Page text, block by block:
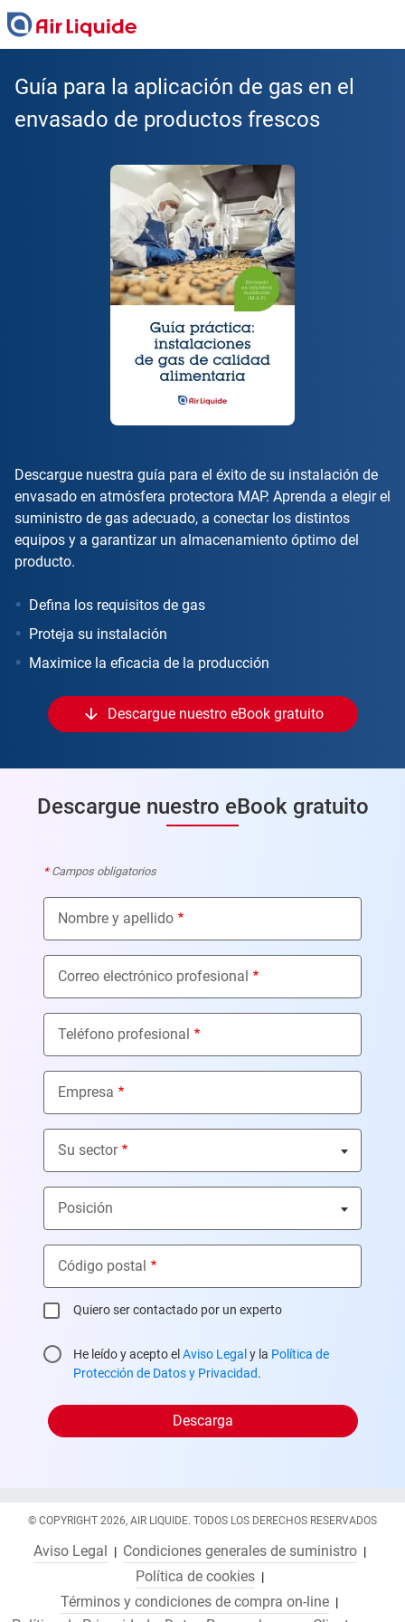
Skip
to
main
content
Guía para la aplicación de gas en el
envasado de productos frescos
Descargue nuestra guía para el éxito de su instalación de
envasado en atmósfera protectora MAP. Aprenda a elegir el
suministro de gas adecuado, a conectar los distintos
equipos y a garantizar un almacenamiento óptimo del
producto.
Defina los requisitos de gas
Proteja su instalación
Maximice la eficacia de la producción
Descargue nuestro eBook gratuito
Descargue nuestro eBook gratuito
*Campos obligatorios
Nombre y apellido
Correo electrónico profesional
Teléfono profesional
Empresa
Su sector
Nothing selected
Posición
Nothing selected
Código postal
Quiero ser contactado por un experto
privacyHe leído y acepto el Aviso Legal y la Política de
Protección de Datos y Privacidad.
© COPYRIGHT 2026, AIR LIQUIDE. TODOS LOS DERECHOS RESERVADOS
Aviso Legal
Condiciones generales de suministro
Política de cookies
Términos y condiciones de compra on-line